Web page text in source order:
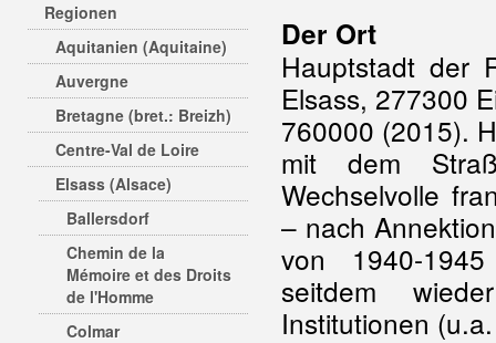
Regionen
Aquitanien (Aquitaine)
Auvergne
Bretagne (bret.: Breizh)
Centre-Val de Loire
Elsass (Alsace)
Ballersdorf
Chemin de la
Mémoire et des Droits
de l'Homme
Colmar
Der Ort
Hauptstadt der
Elsass, 277300
760000 (2015).
mit dem
Wechselvolle
– nach
von 1940-
seitdem
Institutionen